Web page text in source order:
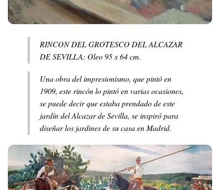
RINCON DEL GROTESCO DEL ALCAZAR
DE SEVILLA: Oleo 95 x 64 cm.
Una obra del impresionismo, que pintó en
1909, este rincón lo pintó en varias ocasiones,
se puede decir que estaba prendado de este
jardín del Alcazar de Sevilla, se inspiró para
diseñar los jardines de su casa en Madrid.